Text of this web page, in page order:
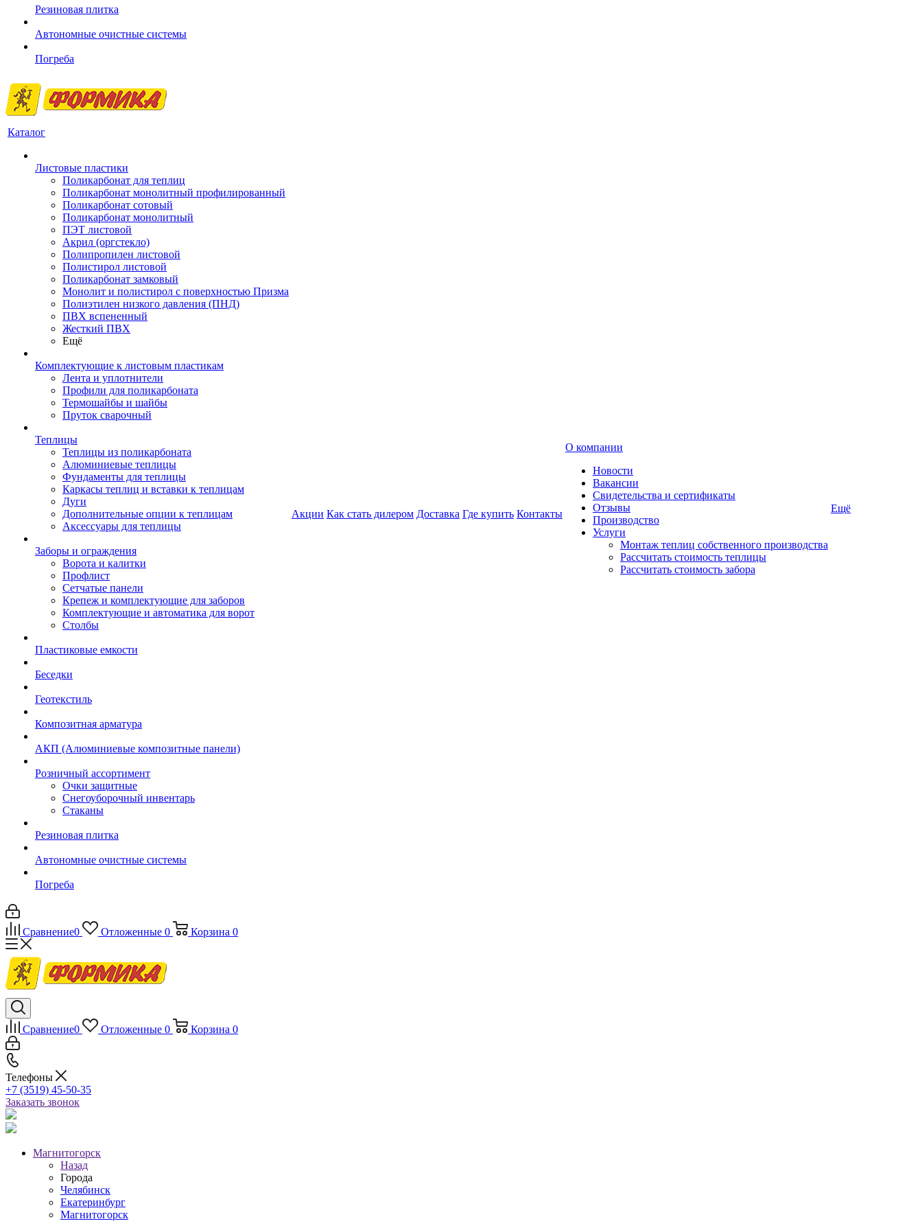
Резиновая плитка
Автономные очистные системы
Погреба
Каталог
Листовые пластики
Поликарбонат для теплиц
Поликарбонат монолитный профилированный
Поликарбонат сотовый
Поликарбонат монолитный
ПЭТ листовой
Акрил (оргстекло)
Полипропилен листовой
Полистирол листовой
Поликарбонат замковый
Монолит и полистирол с поверхностью Призма
Полиэтилен низкого давления (ПНД)
ПВХ вспененный
Жесткий ПВХ
Ещё
Комплектующие к листовым пластикам
Лента и уплотнители
Профили для поликарбоната
Термошайбы и шайбы
Пруток сварочный
Теплицы
Теплицы из поликарбоната
Алюминиевые теплицы
Фундаменты для теплицы
Каркасы теплиц и вставки к теплицам
Дуги
Дополнительные опции к теплицам
Аксессуары для теплицы
Заборы и ограждения
Ворота и калитки
Профлист
Сетчатые панели
Крепеж и комплектующие для заборов
Комплектующие и автоматика для ворот
Столбы
Пластиковые емкости
Беседки
Геотекстиль
Композитная арматура
АКП (Алюминиевые композитные панели)
Розничный ассортимент
Очки защитные
Снегоуборочный инвентарь
Стаканы
Резиновая плитка
Автономные очистные системы
Погреба
Акции Как стать дилером Доставка Где купить Контакты
О компании
Новости
Вакансии
Свидетельства и сертификаты
Отзывы
Производство
Услуги
Монтаж теплиц собственного производства
Рассчитать стоимость теплицы
Рассчитать стоимость забора
Ещё
Сравнение0 Отложенные 0 Корзина 0
Сравнение0 Отложенные 0 Корзина 0
Телефоны
+7 (3519) 45-50-35
Заказать звонок
Магнитогорск
Назад
Города
Челябинск
Екатеринбург
Магнитогорск